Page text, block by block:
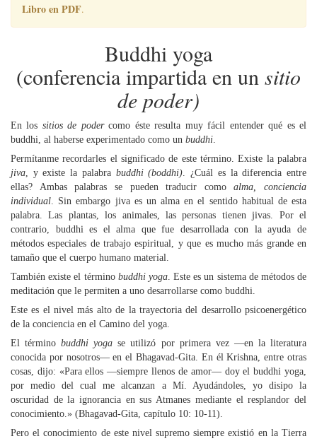
Libro en PDF.
Buddhi yoga
(conferencia impartida en un sitio
de poder)
En los sitios de podercomo éste resulta muy fácil entender qué es el
buddhi, al haberse experimentado como un buddhi.
Permítanme recordarles el significado de este término. Existe la palabra
jiva, y existe la palabra buddhi (boddhi). ¿Cuál es la diferencia entre
ellas? Ambas palabras se pueden traducir comoalma, conciencia
individual. Sin embargo jiva es un alma en el sentido habitual de esta
palabra. Las plantas, los animales, las personas tienen jivas. Por el
contrario, buddhi es el alma que fue desarrollada con la ayuda de
métodos especiales de trabajo espiritual, y que es mucho más grande en
tamaño que el cuerpo humano material.
También existe el término buddhi yoga. Este es un sistema de métodos de
meditación que le permiten a uno desarrollarse como buddhi.
Este es el nivel más alto de la trayectoria del desarrollo psicoenergético
de la conciencia en el Camino del yoga.
El términobuddhi yoga se utilizó por primera vez —en la literatura
conocida por nosotros— en el Bhagavad-Gita. En él Krishna, entre otras
cosas, dijo: «Para ellos —siempre llenos de amor— doy el buddhi yoga,
por medio del cual me alcanzan a Mí. Ayudándoles, yo disipo la
oscuridad de la ignorancia en sus Atmanes mediante el resplandor del
conocimiento.» (Bhagavad-Gita, capítulo 10: 10-11).
Pero el conocimiento de este nivel supremo siempre existió en la Tierra